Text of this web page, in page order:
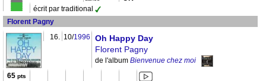
écrit par traditional
Florent Pagny
16. 10/1996
Oh Happy Day
Florent Pagny
de l'album Bienvenue chez moi
65 pts